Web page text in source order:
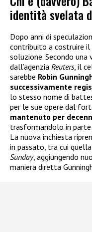
identità svelata
Dopo anni di
contribuito a costruire il
soluzione. Secondo
dall’agenzia Reuters, il
sarebbe Robin
successivamente
lo stesso nome di
per le sue opere dal
mantenuto per
trasformandolo in
La nuova inchiesta
in passato, tra cui
Sunday, aggiungendo
maniera diretta